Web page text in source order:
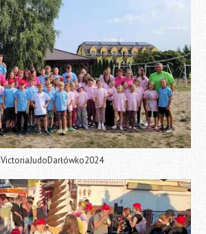
VictoriaJudoDarłówko2024